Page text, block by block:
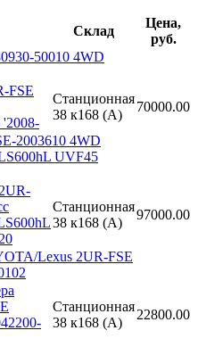
Склад
Цена,
руб.
50010 4WD
FSE
Станционная
38 к168 (A)
70000.00
2003610 4WD
UVF45
Станционная
38 к168 (A)
97000.00
Lexus 2UR-FSE
Станционная
38 к168 (A)
22800.00